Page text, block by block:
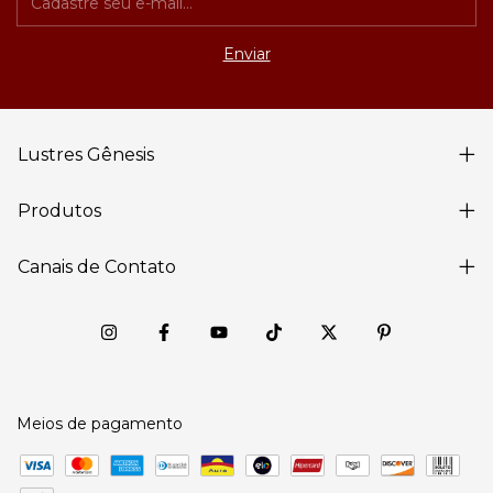
Lustres Gênesis
Produtos
Canais de Contato
Meios de pagamento